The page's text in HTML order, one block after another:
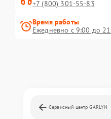
+7 (800) 301-55-83
Время работы
Ежедневно с 9:00 до
Сервисный центр GARLYN